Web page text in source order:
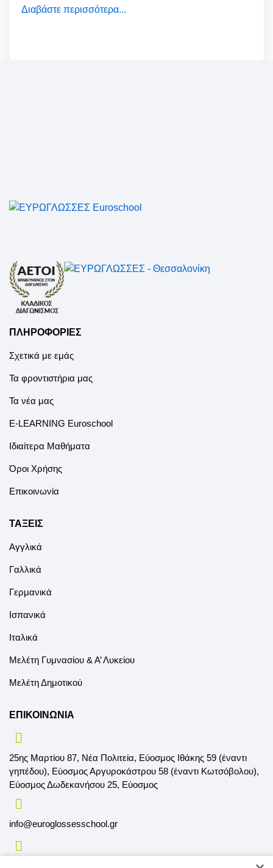
Διαβάστε περισσότερα...
ΠΛΗΡΟΦΟΡΙΕΣ
Σχετικά με εμάς
Τα φροντιστήρια μας
Τα νέα μας
E-LEARNING Euroschool
Ιδιαίτερα Μαθήματα
Όροι Χρήσης
Επικοινωνία
ΤΑΞΕΙΣ
Αγγλικά
Γαλλικά
Γερμανικά
Ισπανικά
Ιταλικά
Μελέτη Γυμνασίου & Α’ Λυκείου
Μελέτη Δημοτικού
ΕΠΙΚΟΙΝΩΝΙΑ
25ης Μαρτίου 87, Νέα Πολιτεία, Εύοσμος Ιθάκης 59 (έναντι
γηπέδου), Εύοσμος Αργυροκάστρου 58 (έναντι Κωτσόβολου),
Εύοσμος Δωδεκανήσου 25, Εύοσμος
info@euroglossesschool.gr